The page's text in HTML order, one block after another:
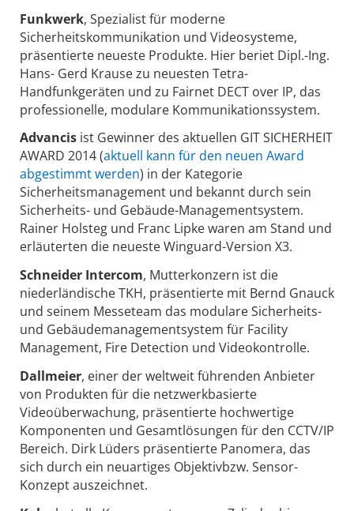
Funkwerk, Spezialist für moderne
Sicherheitskommunikation und Videosysteme,
präsentierte neueste Produkte. Hier beriet Dipl.-Ing.
Hans- Gerd Krause zu neuesten Tetra-
Handfunkgeräten und zu Fairnet DECT over IP, das
professionelle, modulare Kommunikationssystem.
Advancis ist Gewinner des aktuellen GIT SICHERHEIT
AWARD 2014 (aktuell kann für den neuen Award
abgestimmt werden) in der Kategorie
Sicherheitsmanagement und bekannt durch sein
Sicherheits- und Gebäude-Managementsystem.
Rainer Holsteg und Franc Lipke waren am Stand und
erläuterten die neueste Winguard-Version X3.
Schneider Intercom, Mutterkonzern ist die
niederländische TKH, präsentierte mit Bernd Gnauck
und seinem Messeteam das modulare Sicherheits-
und Gebäudemanagementsystem für Facility
Management, Fire Detection und Videokontrolle.
Dallmeier, einer der weltweit führenden Anbieter
von Produkten für die netzwerkbasierte
Videoüberwachung, präsentierte hochwertige
Komponenten und Gesamtlösungen für den CCTV/IP
Bereich. Dirk Lüders präsentierte Panomera, das
sich durch ein neuartiges Objektivbzw. Sensor-
Konzept auszeichnet.